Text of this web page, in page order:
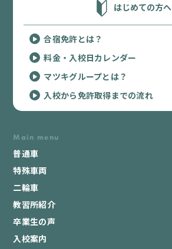
はじめての方へ
合宿免許とは？
料金・入校日カレンダー
マツキグループとは？
入校から免許取得までの流れ
Main menu
普通車
特殊車両
二輪車
教習所紹介
卒業生の声
入校案内